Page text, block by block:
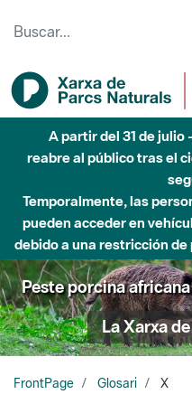
A partir del 31 de julio
reabre al público tras el
Temporalmente, las
pueden acceder en
debido a una restricción de
Peste porcina africana
La Xarxa
FrontPage Glosari X